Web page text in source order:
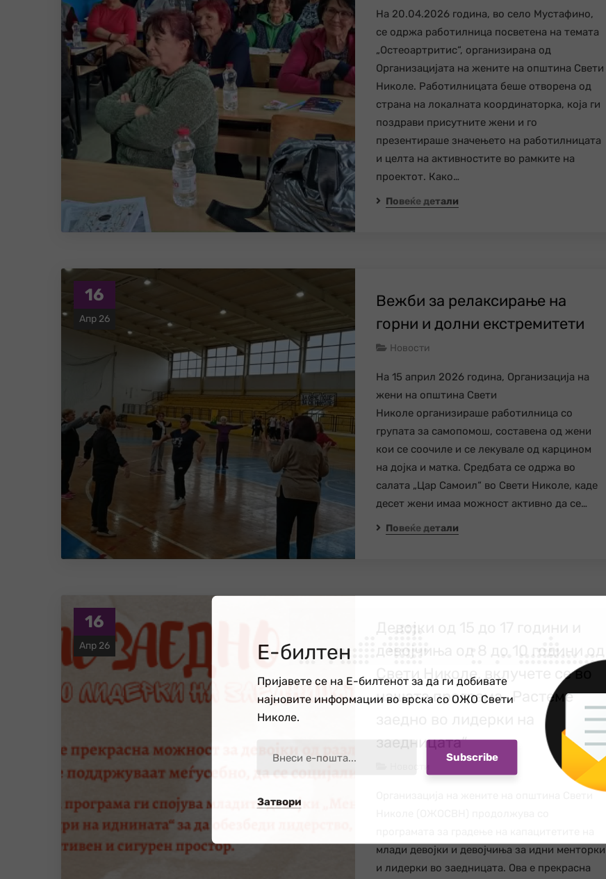
На 20.04.2026 година, во село Мустафино,
се одржа работилница посветена на темата
„Остеоартритис“, организирана од
Организацијата на жените на општина Свети
Николе. Работилницата беше отворена од
страна на локалната координаторка, која ги
поздрави присутните жени и го
презентираше значењето на работилницата
и целта на активностите во рамките на
проектот. Како…
Повеќе детали
16
Апр 26
Вежби за релаксирање на
горни и долни екстремитети
Новости
На 15 април 2026 година, Организација на
жени на општина Свети
Николе организираше работилница со
групата за самопомош, составена од жени
кои се соочиле и се лекувале од карцином
на дојка и матка. Средбата се одржа во
салата „Цар Самоил“ во Свети Николе, каде
десет жени имаа можност активно да се…
Повеќе детали
16
Апр 26
Девојки од 15 до 17 години и
девојчиња од 8 до 10 години од
Свети Николе, вклучете се во
нашата програма „Растеме
заедницата“
млади девојки и девојчиња за идни менторки
и лидерки во заедницата. Ова е прекрасна
Е-билтен
Пријавете се на Е-билтенот за да ги добивате
најновите информации во врска со ОЖО Свети
Николе.
Затвори